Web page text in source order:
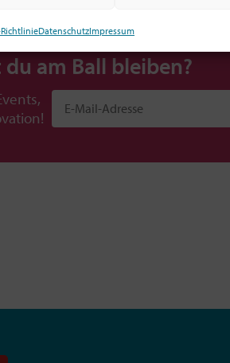
DatenschutzImpressum
am Ball bleiben?